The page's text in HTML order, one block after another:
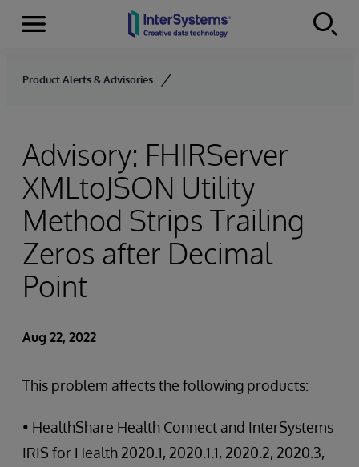
Skip to content
Menu
Product Alerts & Advisories
Advisory: FHIRServer
XMLtoJSON Utility
Method Strips Trailing
Zeros after Decimal
Point
Aug 22, 2022
This problem affects the following products:
• HealthShare Health Connect and InterSystems
IRIS for Health 2020.1, 2020.1.1, 2020.2, 2020.3,